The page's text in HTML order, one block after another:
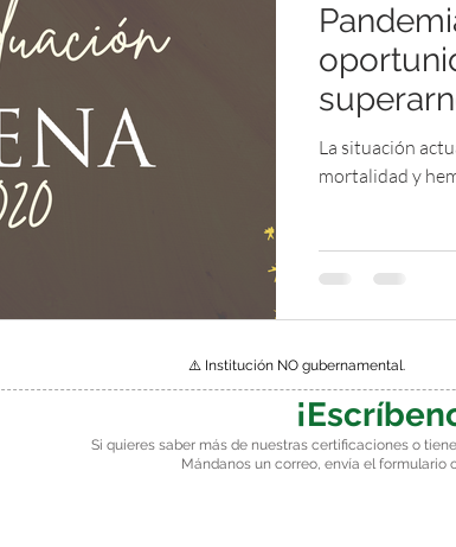
Amistad Educación inclusiva
IMENA
La situación
mortalidad y
⚠️ Institución NO gubernamental.
Si quieres saber más de nuestras certificaciones o
Mándanos un correo, envía el formulario